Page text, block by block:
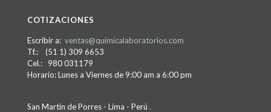
COTIZACIONES
Escribir a: ventas@quimicalaboratorios.com
Tf.: (51 1) 309 6653
Cel.: 980 031179
Horario: Lunes a Viernes de 9:00 am a 6:00 pm
San Martín de Porres - Lima - Perú .